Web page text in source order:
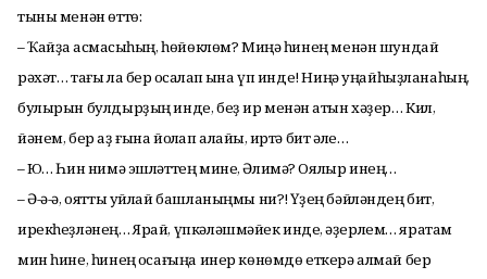
тыны менән өттө:
– Ҡайҙа ҡасмаҡсыһың, һөйөклөм? Миңә һинең менән шундай
рәхәт… тағы ла бер ҡосаҡлап ҡына үп инде! Ниңә уңайһыҙланаһың,
булырын булдырҙың инде, беҙ ир менән ҡатын хәҙер… Кил,
йәнем, бер аҙ ғына йоҡлап алайыҡ, иртә бит әле…
– Юҡ… Һин нимә эшләттең мине, Әлимә? Оялыр инең…
– Ә-ә-ә, оятты уйлай башланыңмы ни?! Үҙең бәйләндең бит,
ирекһеҙләнең… Ярай, үпкәләшмәйек инде, ҡәҙерлем… яратам
мин һине, һинең ҡосағыңа инер көнөмдө еткерә алмай бер